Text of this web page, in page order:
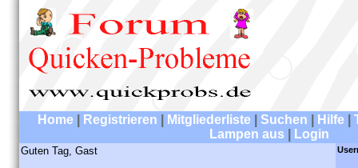
Home Registrieren Mitgliederliste Suchen Hilfe
Lampen aus
Login
Guten Tag, Gast